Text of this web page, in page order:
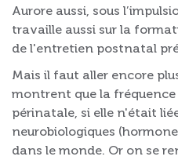
Aurore aussi, sous
travaille aussi sur la
de l'entretien postnatal
Mais il faut aller encore
montrent que la fréquence
périnatale, si elle n'était
neurobiologiques
dans le monde. Or on se